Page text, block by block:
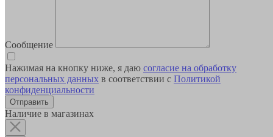
Сообщение
Нажимая на кнопку ниже, я даю согласие на обработку
персональных данных в соответствии с Политикой
конфиденциальности
Наличие в магазинах